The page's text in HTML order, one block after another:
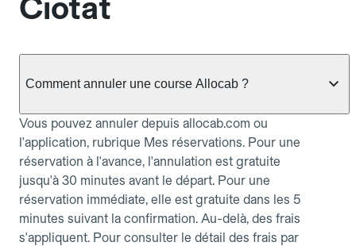
Ciotat
Comment annuler une course Allocab ?
Vous pouvez annuler depuis allocab.com ou
l'application, rubrique Mes réservations. Pour une
réservation à l'avance, l'annulation est gratuite
jusqu'à 30 minutes avant le départ. Pour une
réservation immédiate, elle est gratuite dans les 5
minutes suivant la confirmation. Au-delà, des frais
s'appliquent. Pour consulter le détail des frais par